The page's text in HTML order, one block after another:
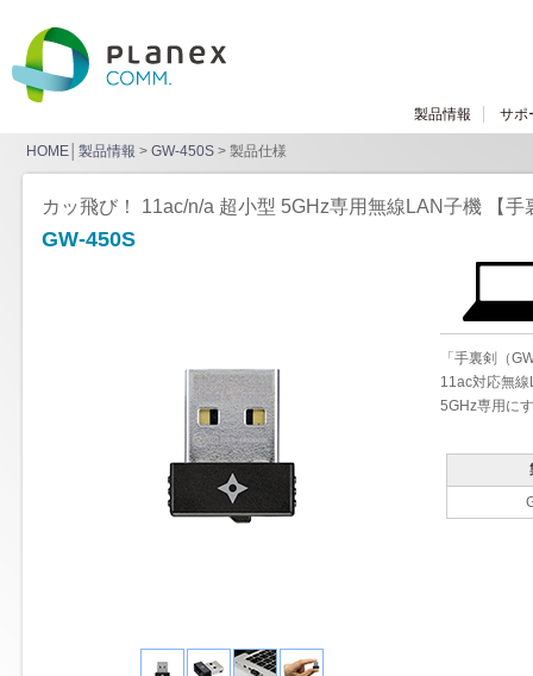
製品情報 サポ
HOME 製品情報 > GW-450S > 製品仕様
カッ飛び！ 11ac/n/a 超小型 5GHz専用無線LAN子機 【手
GW-450S
「手裏剣（
11ac対応無
5GHz専用に